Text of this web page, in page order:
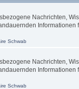
Nachrichten,
Schwab
Nachrichten,
Schwab